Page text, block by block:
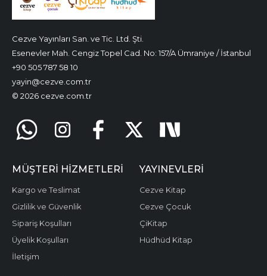
Cezve Yayınları San. ve Tic. Ltd. Şti.
Esenevler Mah. Cengiz Topel Cad. No: 157/A Ümraniye / İstanbul
+90 505 787 58 10
yayin@cezve.com.tr
© 2026 cezve.com.tr
MÜŞTERI HIZMETLERI
Kargo ve Teslimat
Gizlilik ve Güvenlik
Sipariş Koşulları
Üyelik Koşulları
İletişim
YAYINEVLERI
Cezve Kitap
Cezve Çocuk
ÇiKitap
Hüdhüd Kitap